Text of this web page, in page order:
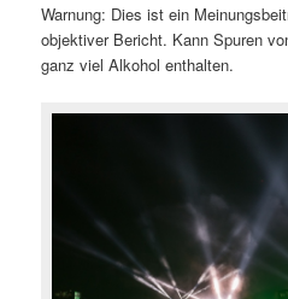
Warnung: Dies ist ein
objektiver Bericht. Kann Spuren
ganz viel Alkohol enthalten.